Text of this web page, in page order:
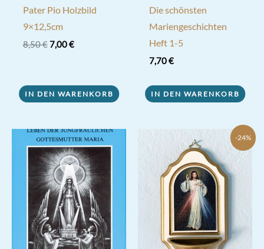
Pater Pio Holzbild
9×12,5cm
8,50€ Ursprünglicher
7,00€Aktueller
IN DEN WARENKORB
Die schönsten
Mariengeschichten
Heft 1-5
7,70€
IN DEN WARENKORB
-24%